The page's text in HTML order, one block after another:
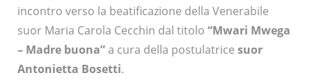
incontro verso la beatificazione della Venerabile
suor Maria Carola Cecchin dal titolo “Mwari Mwega
– Madre buona”a cura della postulatrice suor
Antonietta Bosetti.